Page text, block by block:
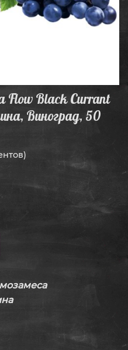
Flow Black Currant
Виноград, 50
самозамеса Flow Black